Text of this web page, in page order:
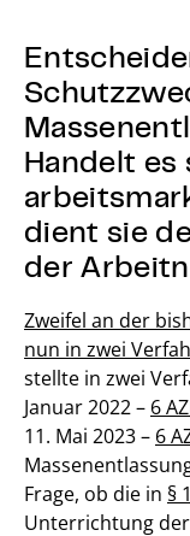
Handelt es
dient sie
der
Zweifel an der
nun in zwei
stellte in zwei
Januar 2022 – 6
11. Mai 2023 – 6
Frage, ob die in §
Unterrichtung